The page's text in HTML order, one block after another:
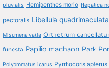
pluvialis Hemipenthes morio Hepatica
pectoralis Libellula quadrimaculata
Misumena vatia Orthetrum
funesta Papilio machaon Park
Polyommatus icarus Pyrrhocoris apterus